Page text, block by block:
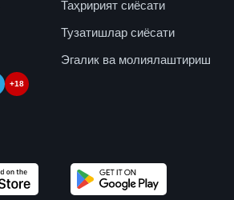
Таҳририят сиёсати
Тузатишлар сиёсати
Эгалик ва молиялаштириш
+18